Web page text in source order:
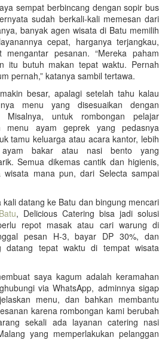
sempat berbincang dengan sopir bus
sudah berkali-kali memesan dari
banyak agen wisata di Batu memilih
cepat, harganya terjangkau,
pesanan. “Mereka paham
itu butuh makan tepat waktu. Pernah
pernah,” katanya sambil tertawa.
besar, apalagi setelah tahu kalau
menu yang disesuaikan dengan
Misalnya, untuk rombongan pelajar
menu ayam geprek yang pedasnya
tamu keluarga atau acara kantor, lebih
bakar atau nasi bento yang
Semua dikemas cantik dan higienis,
mana pun, dari Selecta sampai
datang ke Batu dan bingung mencari
, Delicious Catering bisa jadi solusi
repot masak atau cari warung di
pesan H-3, bayar DP 30%, dan
datang tepat waktu di tempat wisata
saya kagum adalah keramahan
via WhatsApp, adminnya sigap
menu, dan bahkan membantu
karena rombongan kami berubah
sekali ada layanan catering nasi
yang memperlakukan pelanggan